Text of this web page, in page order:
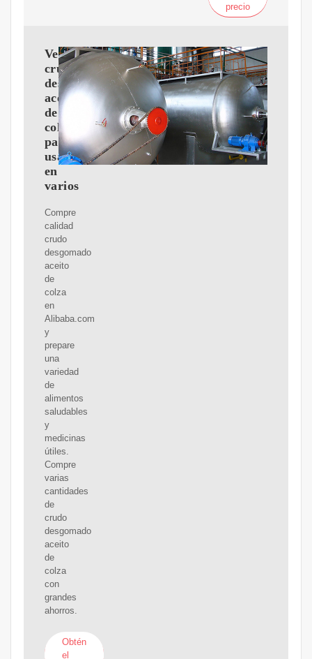
precio
Versátil
crudo
desgomado
aceito
de
colza
para
usar
en
varios
Compre
calidad
crudo
desgomado
aceito
de
colza
en
Alibaba.com
y
prepare
una
variedad
de
alimentos
saludables
y
medicinas
útiles.
Compre
varias
cantidades
de
crudo
desgomado
aceito
de
colza
con
grandes
ahorros.
Obtén
el